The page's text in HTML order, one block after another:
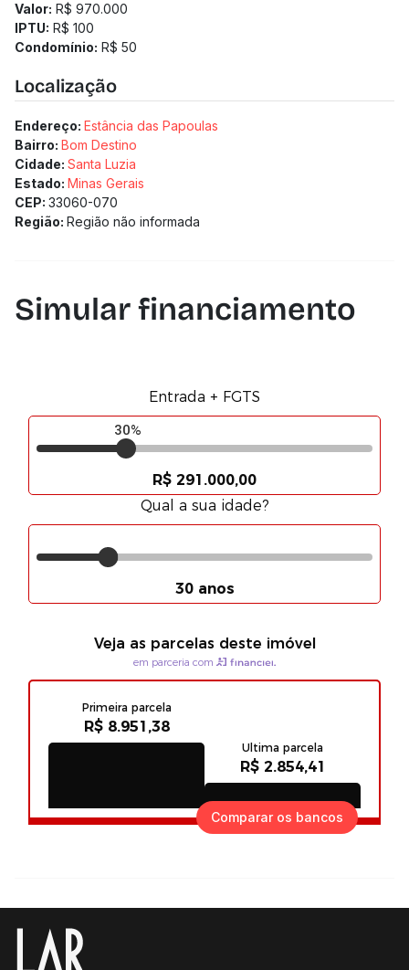
Valor: R$ 970.000
IPTU: R$ 100
Condomínio: R$ 50
Localização
Endereço: Estância das Papoulas
Bairro: Bom Destino
Cidade: Santa Luzia
Estado: Minas Gerais
CEP: 33060-070
Região: Região não informada
Simular financiamento
Comparar os bancos